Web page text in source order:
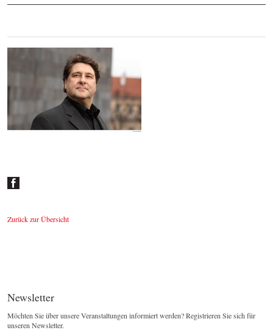
Zurück zur Übersicht
Newsletter
Möchten Sie über unsere Veranstaltungen informiert werden? Registrieren Sie sich für
unseren Newsletter.